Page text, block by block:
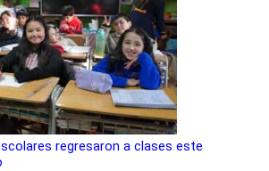
regresaron a clases este